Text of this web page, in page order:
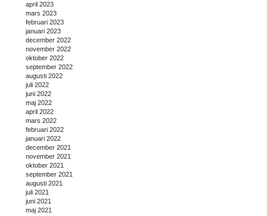
april 2023
mars 2023
februari 2023
januari 2023
december 2022
november 2022
oktober 2022
september 2022
augusti 2022
juli 2022
juni 2022
maj 2022
april 2022
mars 2022
februari 2022
januari 2022
december 2021
november 2021
oktober 2021
september 2021
augusti 2021
juli 2021
juni 2021
maj 2021